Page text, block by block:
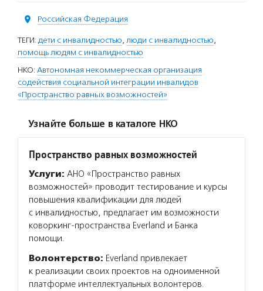
Российская Федерация
ТЕГИ: дети с инвалидностью, люди с инвалидностью,
помощь людям с инвалидностью
НКО: Автономная некоммерческая организация
содействия социальной интеграции инвалидов
«Пространство равных возможностей»
Узнайте больше в каталоге НКО
Пространство равных возможностей
Услуги: АНО «Пространство равных
возможностей» проводит тестирование и курсы
повышения квалификации для людей
с инвалидностью, предлагает им возможности
коворкинг-пространства Everland и Банка
помощи.
Волонтерство: Everland привлекает
к реализации своих проектов на одноименной
платформе интеллектуальных волонтеров.